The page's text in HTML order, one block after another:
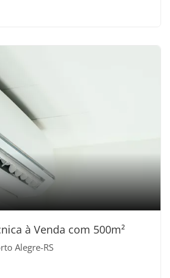
à Venda com 500m²
Alegre-RS